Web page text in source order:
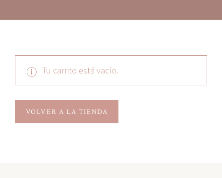
Tu carrito está vacío.
VOLVER A LA TIENDA